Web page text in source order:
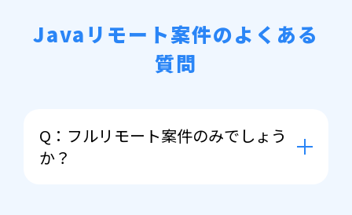
Javaリモート案件のよくある
質問
Q：フルリモート案件のみでしょう
か？